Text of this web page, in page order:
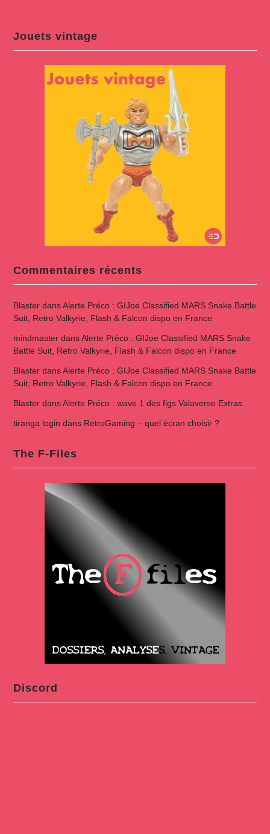
Jouets vintage
Commentaires récents
BlasterdansAlerte Préco : GIJoe Classified MARS Snake Battle
Suit, Retro Valkyrie, Flash & Falcon dispo en France
mindmasterdansAlerte Préco : GIJoe Classified MARS Snake
Battle Suit, Retro Valkyrie, Flash & Falcon dispo en France
BlasterdansAlerte Préco : GIJoe Classified MARS Snake Battle
Suit, Retro Valkyrie, Flash & Falcon dispo en France
BlasterdansAlerte Préco : wave 1 des figs Valaverse Extras
tiranga login dans RetroGaming – quel écran choisir ?
The F-Files
Discord